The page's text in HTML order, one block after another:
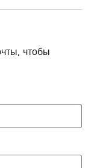
чтобы